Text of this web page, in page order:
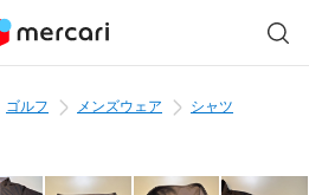
ゴルフ メンズウェア シャツ